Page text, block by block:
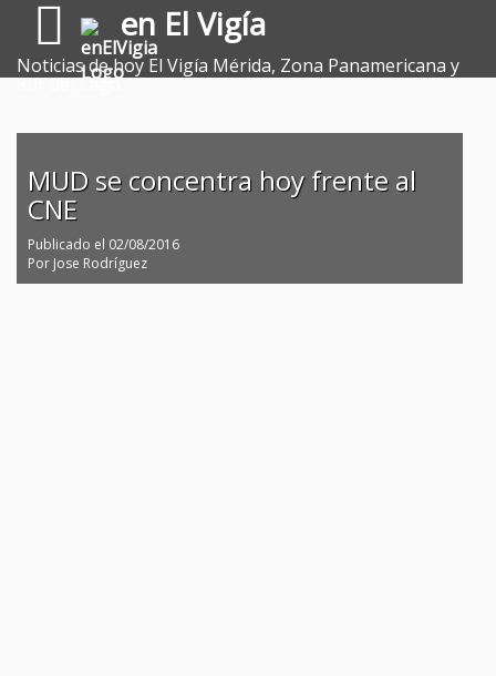
en El Vigía
Noticias de hoy El Vigía Mérida, Zona Panamericana y
Sur del Lago.
MUD se concentra hoy frente al
CNE
Publicado el 02/08/2016
Por Jose Rodríguez